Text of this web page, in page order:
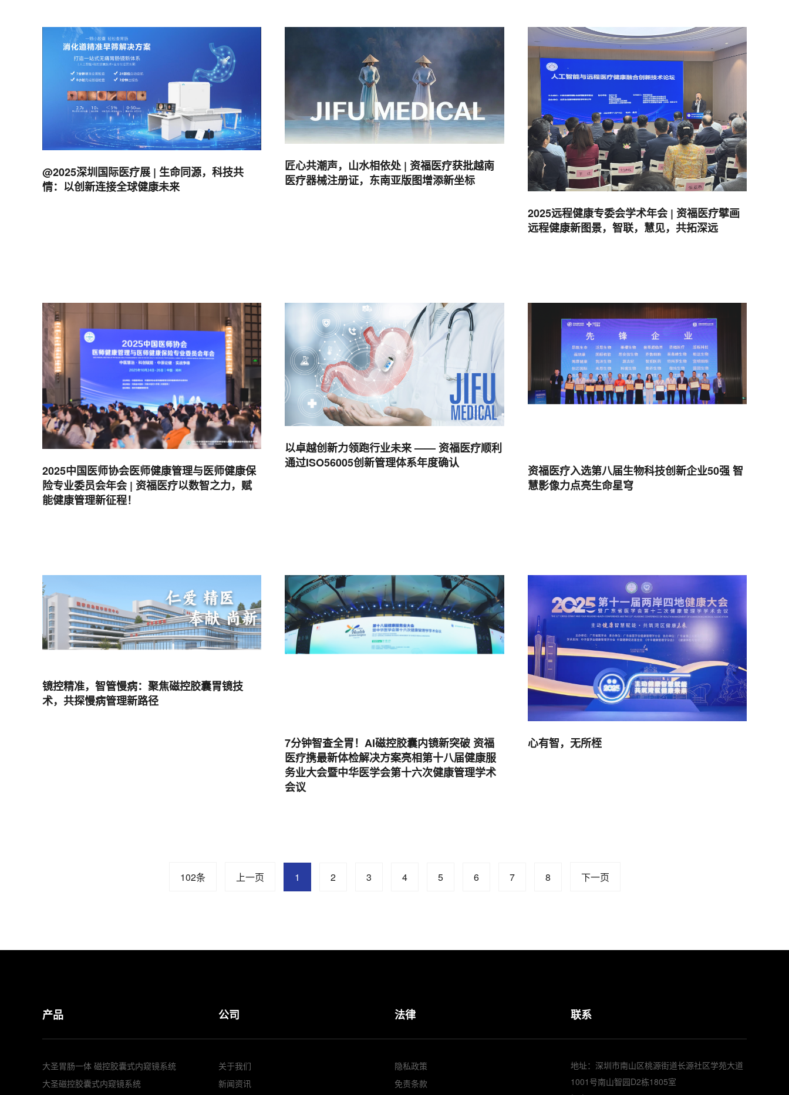
@2025深圳国际医疗展 | 生命同源，科技共
情：以创新连接全球健康未来
匠心共潮声，山水相依处 | 资福医疗获批越南
医疗器械注册证，东南亚版图增添新坐标
2025远程健康专委会学术年会 | 资福医疗擘画
远程健康新图景，智联，慧见，共拓深远
2025中国医师协会医师健康管理与医师健康保
险专业委员会年会 | 资福医疗以数智之力，赋
能健康管理新征程！
以卓越创新力领跑行业未来 —— 资福医疗顺利
通过ISO56005创新管理体系年度确认
资福医疗入选第八届生物科技创新企业50强 智
慧影像力点亮生命星穹
镜控精准，智管慢病：聚焦磁控胶囊胃镜技
术，共探慢病管理新路径
7分钟智查全胃！AI磁控胶囊内镜新突破 资福
医疗携最新体检解决方案亮相第十八届健康服
务业大会暨中华医学会第十六次健康管理学术
会议
心有智，无所桎
102条 上一页 1 2 3 4 5 6 7 8 下一页
产品
大圣胃肠一体 磁控胶囊式内窥镜系统
大圣磁控胶囊式内窥镜系统
公司
关于我们
新闻资讯
法律
隐私政策
免责条款
联系
地址：深圳市南山区桃源街道长源社区学苑大道
1001号南山智园D2栋1805室